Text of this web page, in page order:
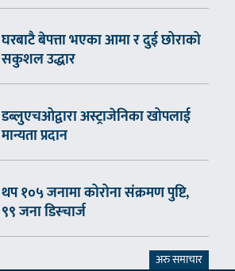
घरबाटै बेपत्ता भएका आमा र दुई छोराको
सकुशल उद्धार
डब्लुएचओद्वारा अस्ट्राजेनिका खोपलाई
मान्यता प्रदान
थप १०५ जनामा कोरोना संक्रमण पुष्टि,
९९ जना डिस्चार्ज
अरु समाचार